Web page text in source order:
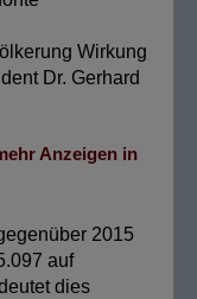
Wirkung
Dr. Gerhard
Anzeigen in
2015
auf
dies